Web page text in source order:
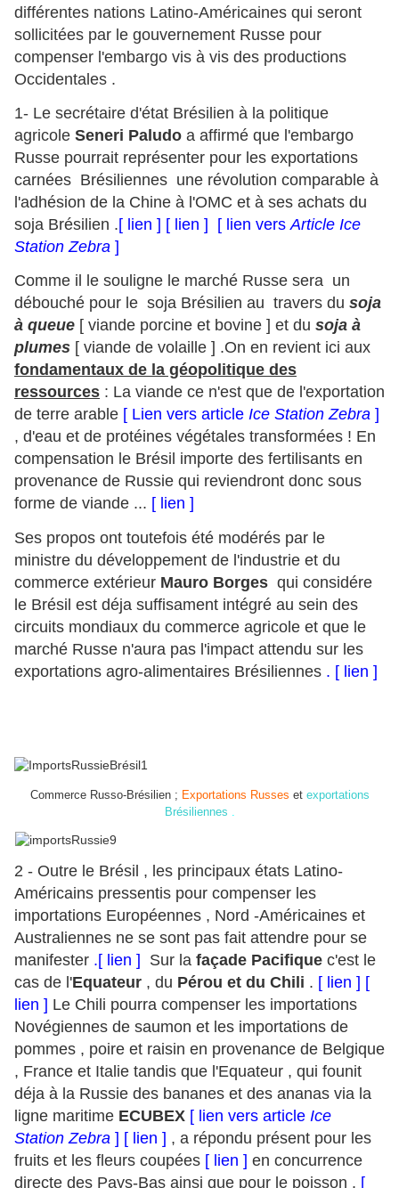
différentes nations Latino-Américaines qui seront
sollicitées par le gouvernement Russe pour
compenser l'embargo vis à vis des productions
Occidentales .
1- Le secrétaire d'état Brésilien à la politique
agricole Seneri Paludo a affirmé que l'embargo
Russe pourrait représenter pour les exportations
carnées Brésiliennes une révolution comparable à
l'adhésion de la Chine à l'OMC et à ses achats du
soja Brésilien .[ lien ] [ lien ] [ lien vers Article Ice
Station Zebra ]
Comme il le souligne le marché Russe sera un
débouché pour le soja Brésilien au travers du soja
à queue [ viande porcine et bovine ] et du soja à
plumes [ viande de volaille ] .On en revient ici aux
fondamentaux de la géopolitique des
ressources : La viande ce n'est que de l'exportation
de terre arable [ Lien vers article Ice Station Zebra ]
, d'eau et de protéines végétales transformées ! En
compensation le Brésil importe des fertilisants en
provenance de Russie qui reviendront donc sous
forme de viande ... [ lien ]
Ses propos ont toutefois été modérés par le
ministre du développement de l'industrie et du
commerce extérieur Mauro Borges qui considére
le Brésil est déja suffisament intégré au sein des
circuits mondiaux du commerce agricole et que le
marché Russe n'aura pas l'impact attendu sur les
exportations agro-alimentaires Brésiliennes . [ lien ]
Commerce Russo-Brésilien ; Exportations Russes et exportations
Brésiliennes
2 - Outre le Brésil , les principaux états Latino-
Américains pressentis pour compenser les
importations Européennes , Nord -Américaines et
Australiennes ne se sont pas fait attendre pour se
manifester .[ lien ] Sur la façade Pacifique c'est le
cas de l'Equateur , du Pérou et du Chili . [ lien ] [
lien ] Le Chili pourra compenser les importations
Novégiennes de saumon et les importations de
pommes , poire et raisin en provenance de Belgique
, France et Italie tandis que l'Equateur , qui founit
déja à la Russie des bananes et des ananas via la
ligne maritime ECUBEX [ lien vers article Ice
Station Zebra ] [ lien ] , a répondu présent pour les
fruits et les fleurs coupées [ lien ] en concurrence
directe des Pays-Bas ainsi que pour le poisson . [